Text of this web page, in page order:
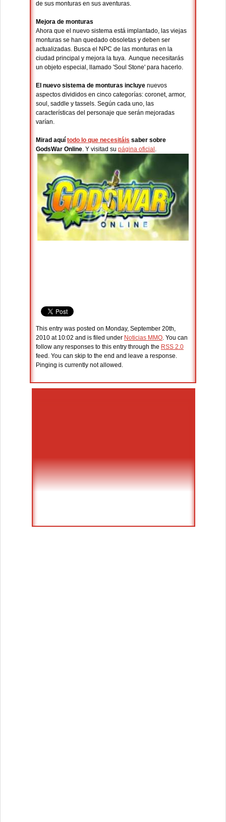
de sus monturas en sus aventuras.
Mejora de monturas
Ahora que el nuevo sistema está implantado, las viejas
monturas se han quedado obsoletas y deben ser
actualizadas. Busca el NPC de las monturas en la
ciudad principal y mejora la tuya. Aunque necesitarás
un objeto especial, llamado 'Soul Stone' para hacerlo.
El nuevo sistema de monturas incluye nuevos
aspectos divididos en cinco categorías: coronet, armor,
soul, saddle y tassels. Según cada uno, las
características del personaje que serán mejoradas
varían.
Mirad aquí todo lo que necesitáis saber sobre
GodsWar Online. Y visitad su página oficial .
This entry was posted on Monday, September 20th,
2010 at 10:02 and is filed under Noticias MMO. You can
follow any responses to this entry through the RSS 2.0
feed. You can skip to the end and leave a response.
Pinging is currently not allowed.